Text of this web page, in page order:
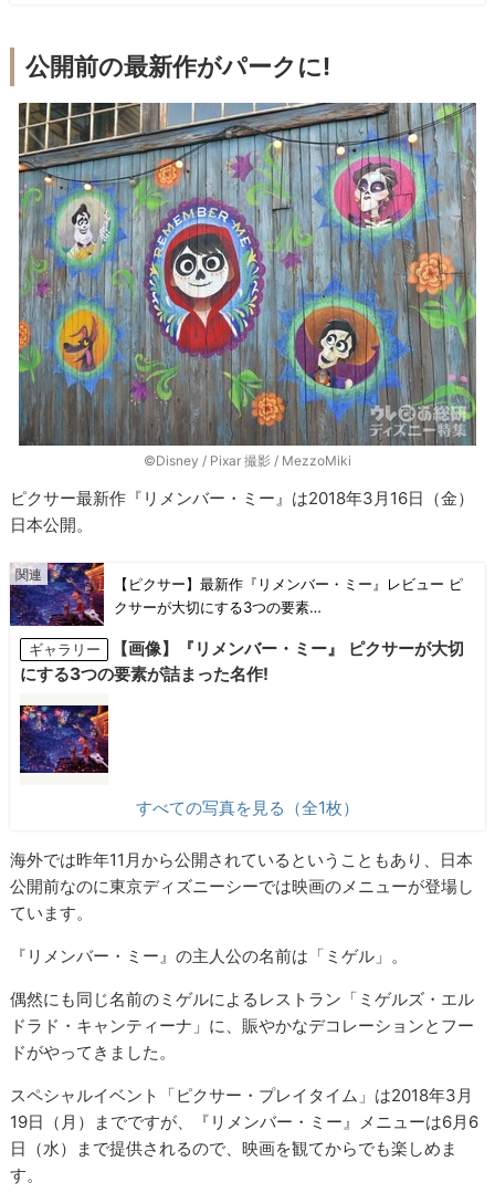
公開前の最新作がパークに!
©Disney / Pixar 撮影 / MezzoMiki
ピクサー最新作『リメンバー・ミー』は2018年3月16日（金）
日本公開。
【ピクサー】最新作『リメンバー・ミー』レビュー ピ
クサーが大切にする3つの要素…
ギャラリー
【画像】『リメンバー・ミー』 ピクサーが大切
にする3つの要素が詰まった名作!
すべての写真を見る（全1枚）
海外では昨年11月から公開されているということもあり、日本
公開前なのに東京ディズニーシーでは映画のメニューが登場し
ています。
『リメンバー・ミー』の主人公の名前は「ミゲル」。
偶然にも同じ名前のミゲルによるレストラン「ミゲルズ・エル
ドラド・キャンティーナ」に、賑やかなデコレーションとフー
ドがやってきました。
スペシャルイベント「ピクサー・プレイタイム」は2018年3月
19日（月）までですが、『リメンバー・ミー』メニューは6月6
日（水）まで提供されるので、映画を観てからでも楽しめま
す。